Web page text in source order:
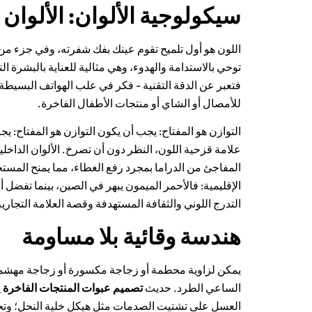
سيكولوجية الألوان:
اللون هو أول تلميح تقوم عينك بفك شفرته، وفي جزء من
توحي بالاستدامة والهدوء، وهي مثالية للعناية بالبشرة
فتعبر عن الدقة التقنية - فكر في علب الهواتف البسيطة
للأمصال أو الشاي أو منتجات الأطفال الفاخرة.
التوازن هو المفتاح: يجب أن يكون التوازن هو المفتاح:
علامة قزحية اللون، النظر دون أن تصرخ. الألوان
الإقليمية: فالأحمر الميمون يبهر في الصين، بينما
التدرج اللوني والثقافة المستهدفة وقصة العلامة
هندسة وقائية بلا مساومة
يمكن لزاوية محطمة أو زجاجة مكسورة أو زجاجة مهشمة
الساعي الطرد. حديثتصميم عبوات المنتجات الفاخرة
العسل على تشتيت الصدمات مثل هيكل خلية النحل؛